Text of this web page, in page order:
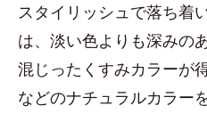
スタイリッシュで落ち着
は、淡い色よりも深みの
混じったくすみカラーが
などのナチュラルカラー